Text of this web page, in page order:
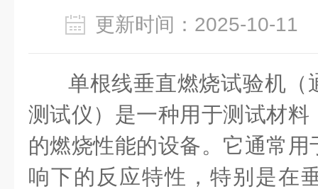
更新时间：2025-10-
单根线垂直燃烧试验机（
测试仪）是一种用于测试材
的燃烧性能的设备。它通常
响下的反应特性，特别是在